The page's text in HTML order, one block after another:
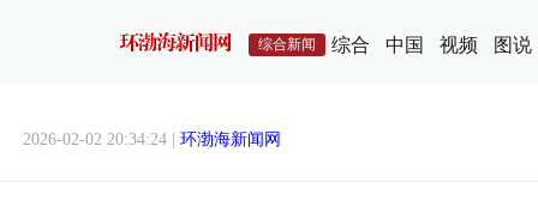
综合新闻 综合 中国 视频 图说
2026-02-02 20:34:24 | 环渤海新闻网